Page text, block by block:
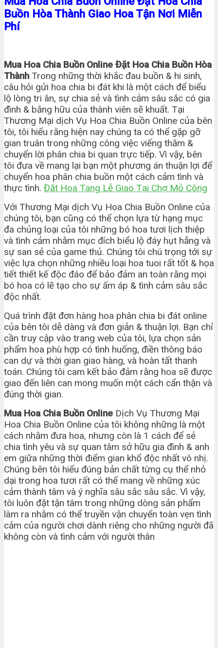
Buồn Hòa Thành Giao Hoa Tận Nơi Miễn
Phí
Mua Hoa Chia Buồn Online Đặt Hoa Chia Buồn Hòa
Thành Trong những thời khắc đau buồn & hi sinh,
câu hỏi gửi hoa chia bi đát khi là một cách để biểu
lộ lòng tri ân, sự chia sẻ và tình cảm sâu sắc có gia
đình & bằng hữu của thành viên sẽ khuất. Tại
Thương Mại dịch Vụ Hoa Chia Buồn Online của bên
tôi, tôi hiểu rằng hiện nay chúng ta có thể gặp gỡ
gian truân trong những công việc viếng thăm &
chuyển lời phân chia bi quan trực tiếp. Vì vậy, bên
tôi đưa về mang lại bạn một phương án thuận lợi để
chuyển hoa phân chia buồn một cách cảm tình và
thực tình. Đăt Hoa Tang Lễ Giao Tại Chợ Mỏ Công
Với Thương Mại dịch Vụ Hoa Chia Buồn Online của
chúng tôi, bạn cũng có thể chọn lựa từ hạng mục
đa chủng loại của tôi những bó hoa tươi lịch thiệp
và tình cảm nhằm mục đích biểu lộ đáy hụt hẫng và
sự san sẻ của game thủ. Chúng tôi chú trọng tới sự
việc lựa chọn những nhiều loại hoa tuoi rất tốt & họa
tiết thiết kế độc đáo để bảo đảm an toàn rằng mọi
bó hoa có lẽ tạo cho sự ấm áp & tình cảm sâu sắc
độc nhất.
Quá trình đặt đơn hàng hoa phân chia bi đát online
của bên tôi dễ dàng và đơn giản & thuận lợi. Bạn chỉ
cần truy cập vào trang web của tôi, lựa chọn sản
phẩm hoa phù hợp có tình huống, điền thông báo
can dự và thời gian giao hàng, và hoàn tất thanh
toán. Chúng tôi cam kết bảo đảm rằng hoa sẽ được
giao đến liên can mong muốn một cách cẩn thận và
đúng thời gian.
Mua Hoa Chia Buồn Online Dịch Vụ Thương Mại
Hoa Chia Buồn Online của tôi không những là một
cách nhằm đưa hoa, nhưng còn là 1 cách để sẻ
chia tình yêu và sự quan tâm sở hữu gia đình & anh
em giữa những thời điểm gian khổ độc nhất vô nhị.
Chúng bên tôi hiểu đúng bản chất từng cụ thể nhỏ
dại trong hoa tươi rất có thể mang về những xúc
cảm thành tâm và ý nghĩa sâu sắc sâu sắc. Vì vậy,
tôi luôn đặt tận tâm trong những dòng sản phẩm
làm ra nhằm có thể truyền vận chuyển toàn vẹn tình
cảm của người chơi dành riêng cho những người đã
không còn và tình cảm với người thân